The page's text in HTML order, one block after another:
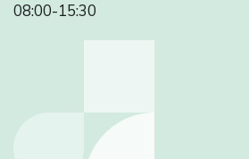
08:00-15:30